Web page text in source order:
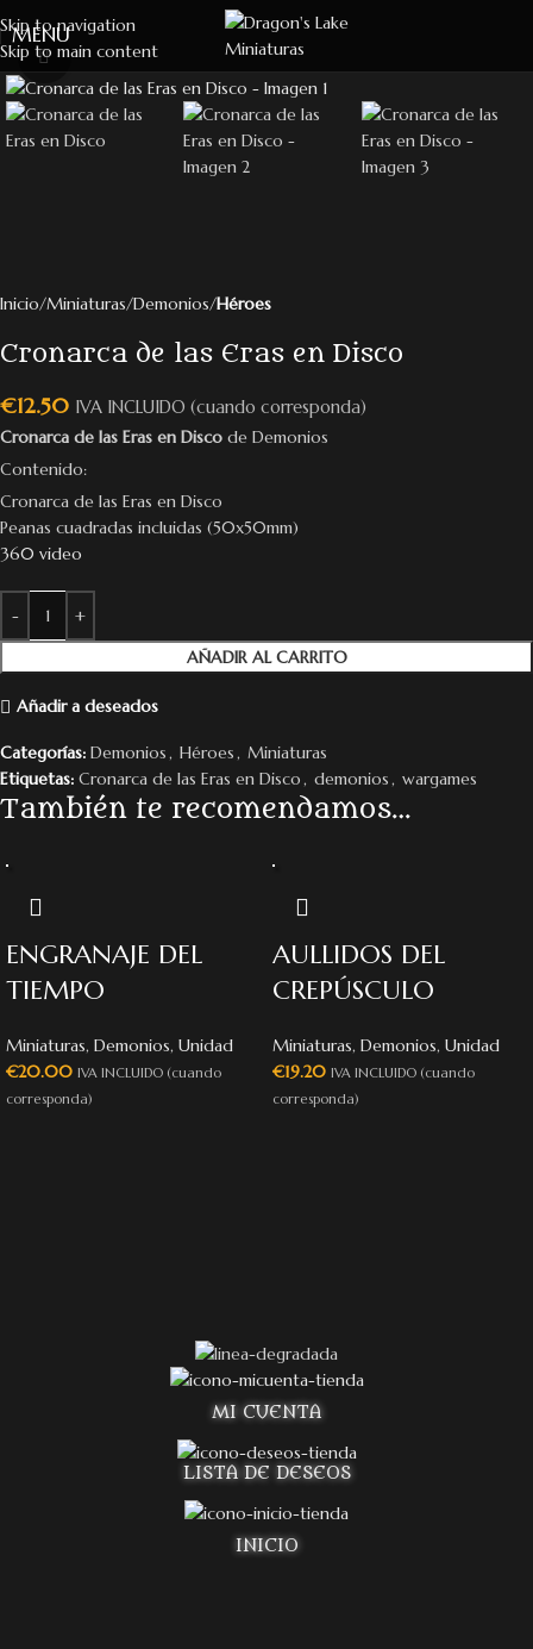
Skip to navigation
Skip to main content
MENU
Click to enlarge
Inicio Miniaturas Demonios Héroes
Cronarca de las Eras en Disco
€12.50 IVA INCLUIDO (cuando corresponda)
Cronarca de las Eras en Disco de Demonios
Contenido:
Cronarca de las Eras en Disco
Peanas cuadradas incluidas (50x50mm)
360 video
AÑADIR AL CARRITO
Añadir a deseados
Categorías: Demonios, Héroes, Miniaturas
Etiquetas: Cronarca de las Eras en Disco, demonios, wargames
También te recomendamos…
ENGRANAJE DEL
TIEMPO
Miniaturas, Demonios, Unidad
€20.00 IVA INCLUIDO (cuando
corresponda)
AULLIDOS DEL
CREPÚSCULO
Miniaturas, Demonios, Unidad
€19.20 IVA INCLUIDO (cuando
corresponda)
MI CUENTA
LISTA DE DESEOS
INICIO